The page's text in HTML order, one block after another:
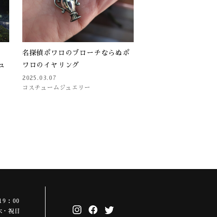
名探偵ポワロのブローチならぬポ
ワロのイヤリング
2025.03.07
コスチュームジュエリー
：00
祝日